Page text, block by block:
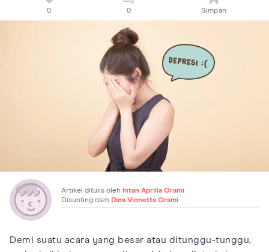
0 0 Simpan
Artikel ditulis oleh Intan Aprilia Orami
Disunting oleh Dina Vionetta Orami
Demi suatu acara yang besar atau ditunggu-tunggu,